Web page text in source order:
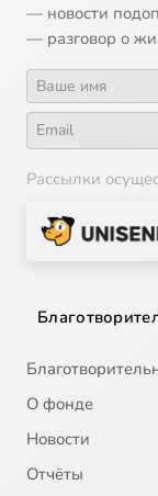
— новости
— разговор о
Рассылки
О фонде
Новости
Отчёты